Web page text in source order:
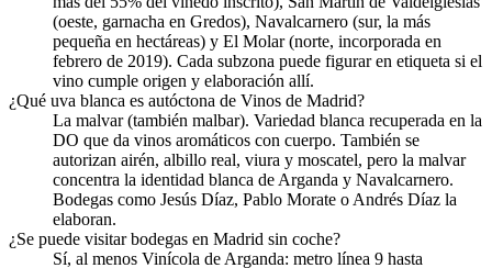
(oeste, garnacha en Gredos), Navalcarnero (sur, la más
pequeña en hectáreas) y El Molar (norte, incorporada en
febrero de 2019). Cada subzona puede figurar en etiqueta si el
vino cumple origen y elaboración allí.
¿Qué uva blanca es autóctona de Vinos de Madrid?
La malvar (también malbar). Variedad blanca recuperada en la
DO que da vinos aromáticos con cuerpo. También se
autorizan airén, albillo real, viura y moscatel, pero la malvar
concentra la identidad blanca de Arganda y Navalcarnero.
Bodegas como Jesús Díaz, Pablo Morate o Andrés Díaz la
elaboran.
¿Se puede visitar bodegas en Madrid sin coche?
Sí, al menos Vinícola de Arganda: metro línea 9 hasta